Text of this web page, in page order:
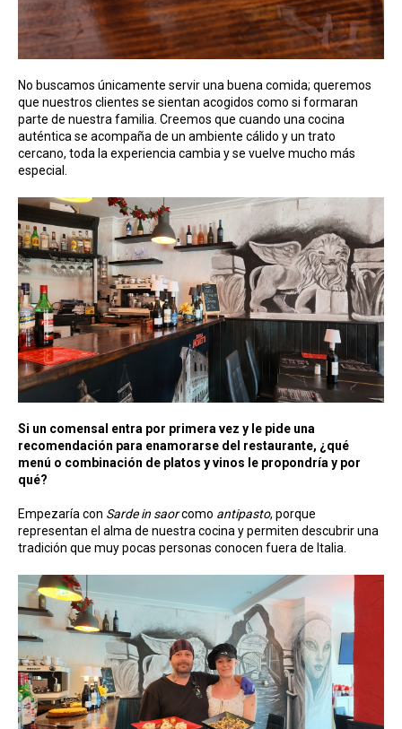
No buscamos únicamente servir una buena comida; queremos
que nuestros clientes se sientan acogidos como si formaran
parte de nuestra familia. Creemos que cuando una cocina
auténtica se acompaña de un ambiente cálido y un trato
cercano, toda la experiencia cambia y se vuelve mucho más
especial.
Si un comensal entra por primera vez y le pide una
recomendación para enamorarse del restaurante, ¿qué
menú o combinación de platos y vinos le propondría y por
qué?
Empezaría con Sarde in saorcomo antipasto, porque
representan el alma de nuestra cocina y permiten descubrir una
tradición que muy pocas personas conocen fuera de Italia.